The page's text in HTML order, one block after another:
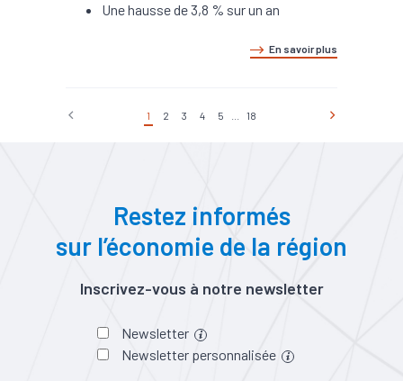
Une hausse de 3,8 % sur un an
En savoir plus
1 2 3 4 5 18
Restez informés
sur l’économie de la région
Inscrivez-vous à notre newsletter
Newsletter
Newsletter personnalisée